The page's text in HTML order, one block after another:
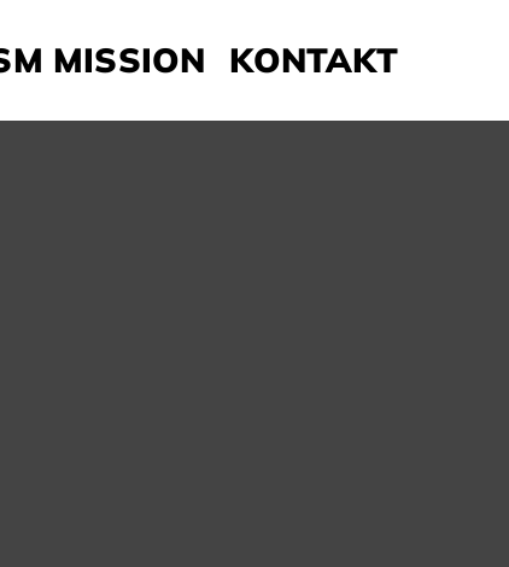
MISSION KONTAKT